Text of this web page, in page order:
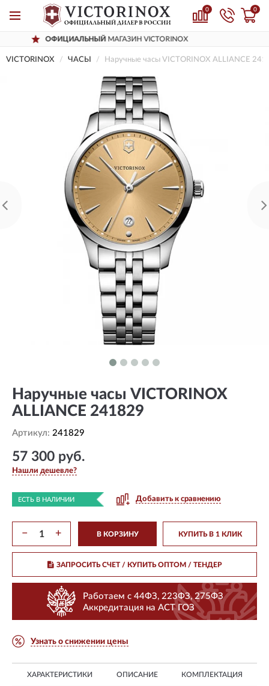
0 0
МАГАЗИН VICTORINOX
VICTORINOX ЧАСЫ Наручные часы VICTORINOX ALLIANCE
Наручные часы VICTORINOX
ALLIANCE 241829
Артикул: 241829
57 300 руб.
Нашли дешевле?
ЕСТЬ В НАЛИЧИИ Добавить к сравнению
− + В КОРЗИНУ КУПИТЬ В 1 КЛИК
ЗАПРОСИТЬ СЧЕТ / КУПИТЬ ОПТОМ/ ТЕНДЕР
Работаем с 44ФЗ, 223ФЗ, 275ФЗ
Аккредитация на АСТ ГОЗ
Узнать о снижении цены
ХАРАКТЕРИСТИКИ ОПИСАНИЕ КОМПЛЕКТАЦИЯ